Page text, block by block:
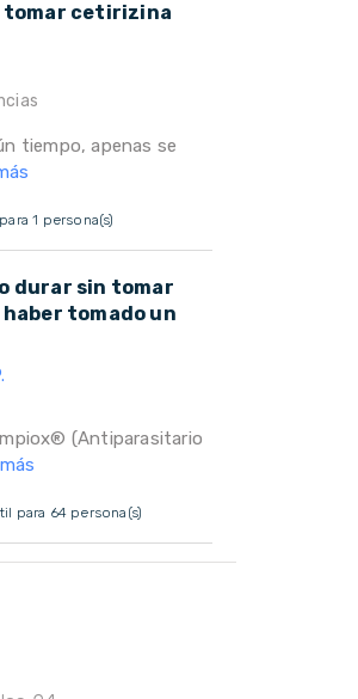
tomar cetirizina
tiempo, apenas se
1 persona(s)
durar sin tomar
tomado un
(Antiparasitario
para 64 persona(s)